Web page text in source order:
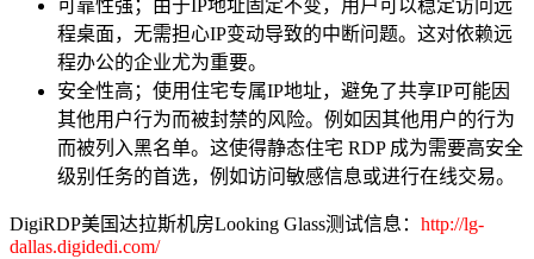
可靠性强；由于IP地址固定不变，用户可以稳定访问远
程桌面，无需担心IP变动导致的中断问题。这对依赖远
程办公的企业尤为重要。
安全性高；使用住宅专属IP地址，避免了共享IP可能因
其他用户行为而被封禁的风险。例如因其他用户的行为
而被列入黑名单。这使得静态住宅 RDP 成为需要高安全
级别任务的首选，例如访问敏感信息或进行在线交易。
DigiRDP美国达拉斯机房Looking Glass测试信息： http://lg-
dallas.digidedi.com/